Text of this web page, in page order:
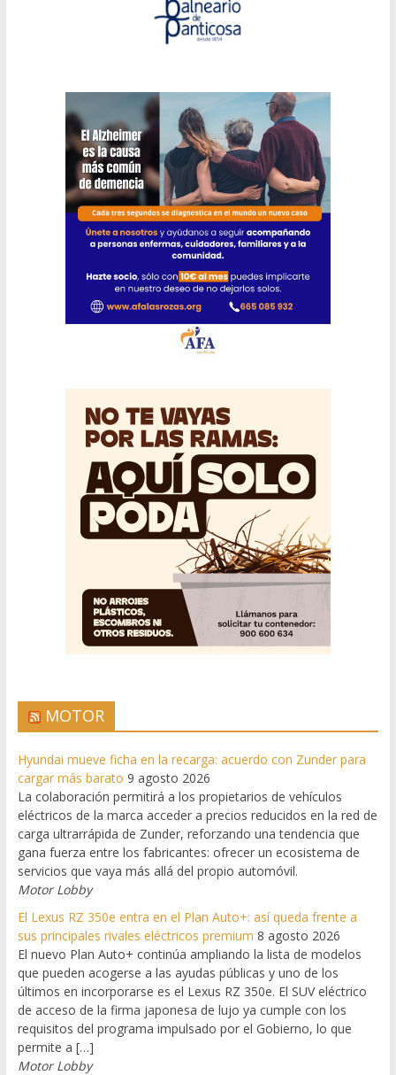
MOTOR
Hyundai mueve ficha en la recarga: acuerdo con Zunder para
cargar más barato 9 agosto 2026
La colaboración permitirá a los propietarios de vehículos
eléctricos de la marca acceder a precios reducidos en la red de
carga ultrarrápida de Zunder, reforzando una tendencia que
gana fuerza entre los fabricantes: ofrecer un ecosistema de
servicios que vaya más allá del propio automóvil.
Motor Lobby
El Lexus RZ 350e entra en el Plan Auto+: así queda frente a
sus principales rivales eléctricos premium 8 agosto 2026
El nuevo Plan Auto+ continúa ampliando la lista de modelos
que pueden acogerse a las ayudas públicas y uno de los
últimos en incorporarse es el Lexus RZ 350e. El SUV eléctrico
de acceso de la firma japonesa de lujo ya cumple con los
requisitos del programa impulsado por el Gobierno, lo que
permite a […]
Motor Lobby